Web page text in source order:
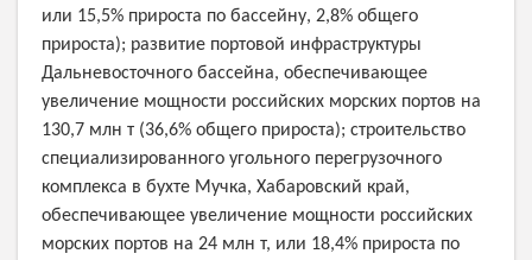
или 15,5% прироста по бассейну, 2,8% общего
прироста); развитие портовой инфраструктуры
Дальневосточного бассейна, обеспечивающее
увеличение мощности российских морских портов на
130,7 млн т (36,6% общего прироста); строительство
специализированного угольного перегрузочного
комплекса в бухте Мучка, Хабаровский край,
обеспечивающее увеличение мощности российских
морских портов на 24 млн т, или 18,4% прироста по